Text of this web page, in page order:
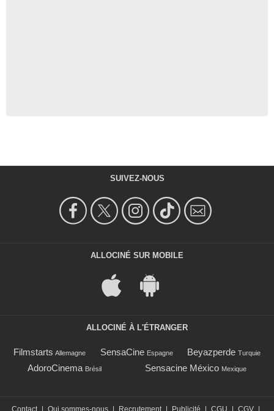
SUIVEZ-NOUS
ALLOCINÉ SUR MOBILE
ALLOCINÉ À L'ÉTRANGER
Filmstarts Allemagne SensaCine Espagne Beyazperde Turquie
AdoroCinema Brésil Sensacine México Mexique